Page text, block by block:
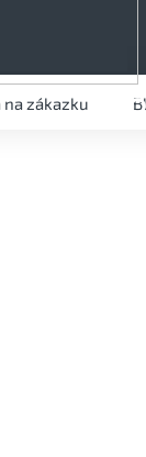
na zákazku